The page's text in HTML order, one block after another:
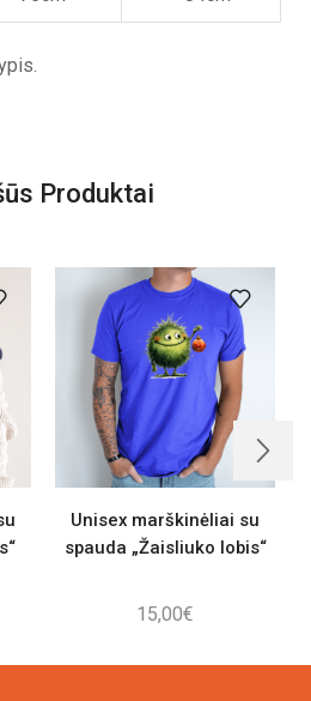
Produktai
Unisex marškinėliai su
spauda „Žaisliuko lobis“
15,00€